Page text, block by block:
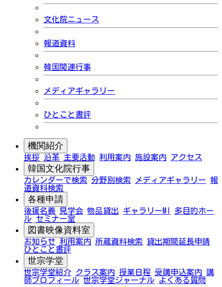
文化院ニュース
報道資料
韓国関連行事
メディアギャラリー
ひとこと書評
機関紹介
挨拶 沿革 主要活動 利用案内 施設案内 アクセス
韓国文化院行事
カレンダーで検索 分野別検索 メディアギャラリー 報
道資料検索
各種申請
後援名義 見学会 物品貸出 ギャラリーMI
多目的ホー
ル セミナー室
図書映像資料室
お知らせ 利用案内 所蔵資料検索
貸出期間延長申請
ひとこと書評
世宗学堂
世宗学堂紹介 クラス案内 授業日程 受講申込案内 講
師プロフィール 世宗学堂ジャーナル よくある質問